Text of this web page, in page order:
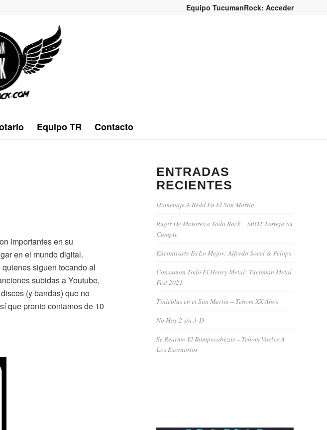
Equipo TucumanRock: Acceder
Equipo TR Contacto
importantes en su
en el mundo digital.
siguen tocando al
subidas a Youtube,
(y bandas) que no
que pronto contamos de 10
ENTRADAS
RECIENTES
Homenaje A Redd En El San Martin
Rugir De Motores a Todo Rock – SROT Festeja Su
Cumple
Encontrarte Es Lo Mejor: Alfredo Socci & Pelops
Consuman Todo El Heavy Metal: Tucumán Metal
Fest 2021
Tinieblas en el San Martín – Tehom XX Años
No Hay 2 sin 3-D
Se Rearmo El Rompecabezas – Tehom Vuelve A
Los Escenarios